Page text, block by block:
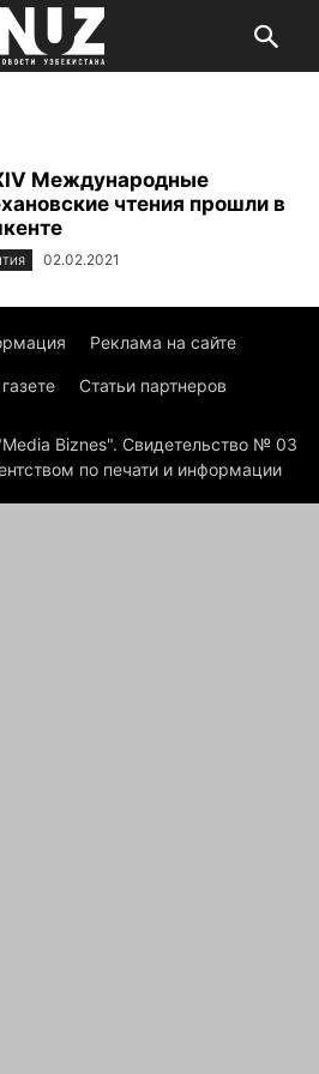
Международные
чтения прошли в
02.02.2021
Реклама на сайте
Статьи партнеров
Biznes". Свидетельство № 03
по печати и информации